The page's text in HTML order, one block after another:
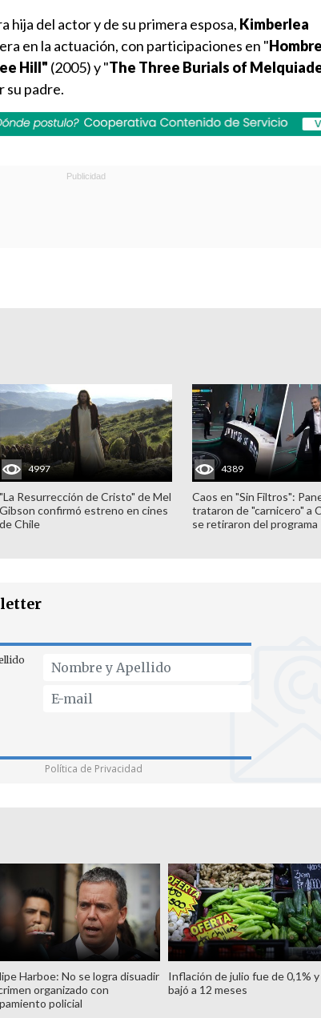
hija del actor y de su primera esposa, Kimberlea
en la actuación, con participaciones en "
Hill" (2005) y "The Three Burials of
su padre.
4997
"La Resurrección de Cristo" de Mel
Gibson confirmó estreno en cines
de Chile
4389
Caos en "Sin Filtros":
trataron de "carnicero" a
se retiraron del programa
Política de Privacidad
Harboe: No se logra disuadir
organizado con
policial
Inflación de julio fue de 0,1% y
bajó a 12 meses